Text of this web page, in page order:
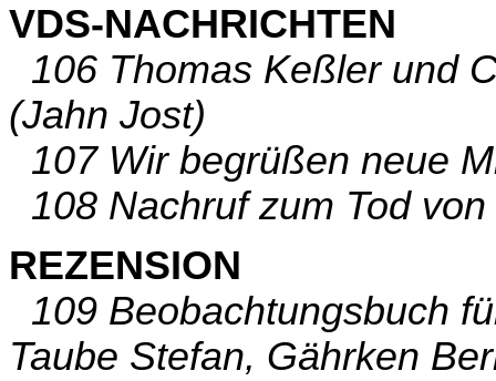
VDS-NACHRICHTEN
106 Thomas Keßler und
(Jahn Jost)
107 Wir begrüßen neue
108 Nachruf zum Tod
REZENSION
109 Beobachtungsbuch
Taube Stefan, Gährken